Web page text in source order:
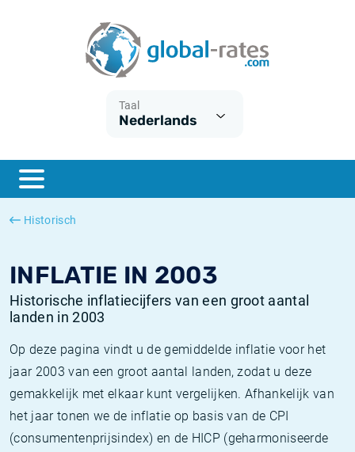
Taal
Nederlands
Historisch
INFLATIE IN 2003
Historische inflatiecijfers van een groot aantal
landen in 2003
Op deze pagina vindt u de gemiddelde inflatie voor het
jaar 2003 van een groot aantal landen, zodat u deze
gemakkelijk met elkaar kunt vergelijken. Afhankelijk van
het jaar tonen we de inflatie op basis van de CPI
(consumentenprijsindex) en de HICP (geharmoniseerde
ESTER
SONIA
Wat is CPI inflatie?
Wat is HICP inflatie?
Nederlandse inflatie - CPI
Amerikaanse inflatie - CPI
Euribor historie
SOFR historie
TONAR historie
Inflatiecalculator